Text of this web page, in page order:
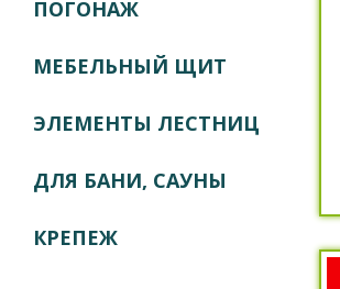
ПОГОНАЖ
МЕБЕЛЬНЫЙ ЩИТ
ЭЛЕМЕНТЫ ЛЕСТНИЦ
ДЛЯ БАНИ, САУНЫ
КРЕПЕЖ